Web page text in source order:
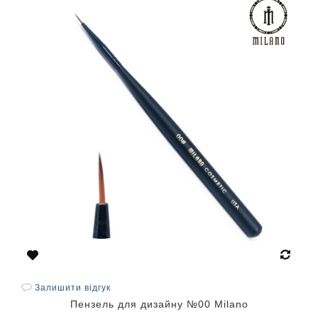
Залишити відгук
Пензель для дизайну №00 Milano